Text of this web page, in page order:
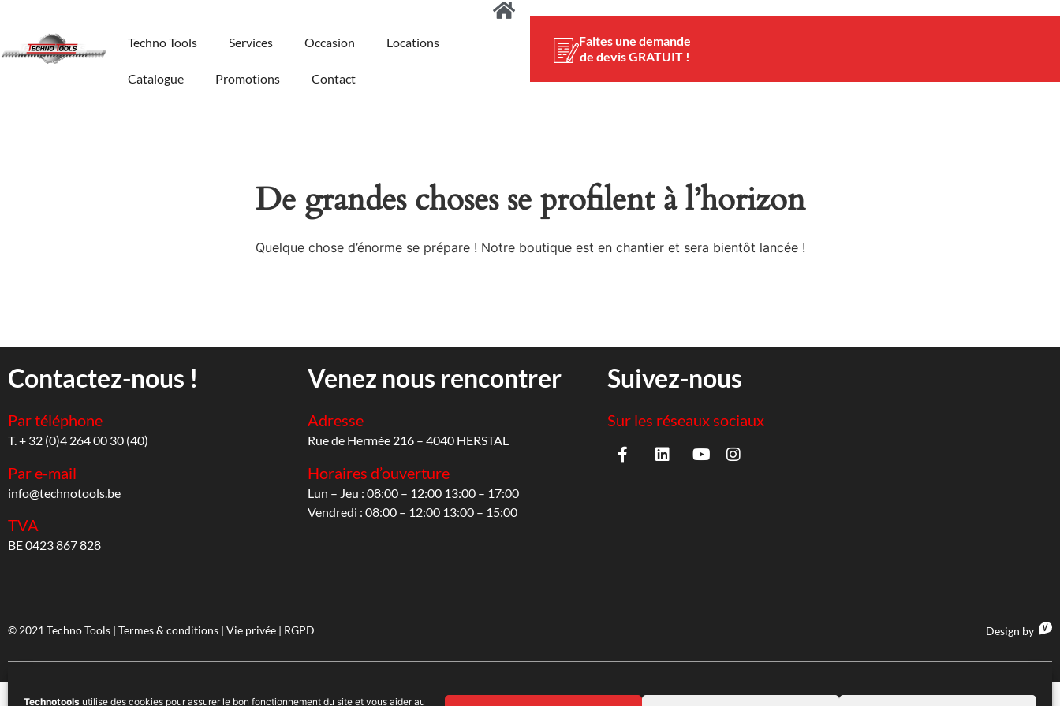
Technotools utilise des cookies pour assurer le bon fonctionnement du site et vous aider au
Techno Tools Services Occasion Locations
Catalogue Promotions Contact
Faites une demande
de devis GRATUIT !
De grandes choses se profilent à l’horizon
Quelque chose d’énorme se prépare ! Notre boutique est en chantier et sera bientôt lancée !
Contactez-nous !
Par téléphone
T. + 32 (0)4 264 00 30 (40)
Par e-mail
info@technotools.be
TVA
BE 0423 867 828
Venez nous rencontrer
Adresse
Rue de Hermée 216 – 4040 HERSTAL
Horaires d’ouverture
Lun – Jeu : 08:00 – 12:00 13:00 – 17:00
Vendredi : 08:00 – 12:00 13:00 – 15:00
Suivez-nous
Sur les réseaux sociaux
© 2021 Techno Tools | Termes & conditions | Vie privée | RGPD Design by